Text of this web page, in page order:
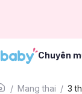
Chuyên
Mang thai 3